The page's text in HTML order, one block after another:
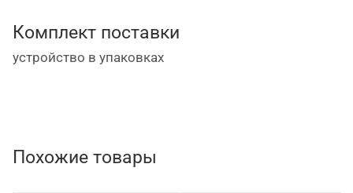
Комплект поставки
устройство в упаковках
Похожие товары